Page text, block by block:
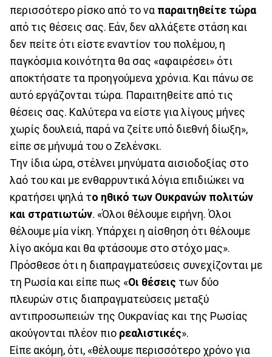
περισσότερο ρίσκο από το να παραιτηθείτε τώρα
από τις θέσεις σας. Εάν, δεν αλλάξετε στάση και
δεν πείτε ότι είστε εναντίον του πολέμου, η
παγκόσμια κοινότητα θα σας «αφαιρέσει» ότι
αποκτήσατε τα προηγούμενα χρόνια. Και πάνω σε
αυτό εργάζονται τώρα. Παραιτηθείτε από τις
θέσεις σας. Καλύτερα να είστε για λίγους μήνες
χωρίς δουλειά, παρά να ζείτε υπό διεθνή δίωξη»,
είπε σε μήνυμά του ο Ζελένσκι.
Την ίδια ώρα, στέλνει μηνύματα αισιοδοξίας στο
λαό του και με ενθαρρυντικά λόγια επιδιώκει να
κρατήσει ψηλά το ηθικό των Ουκρανών πολιτών
και στρατιωτών. «Όλοι θέλουμε ειρήνη. Όλοι
θέλουμε μία νίκη. Υπάρχει η αίσθηση ότι θέλουμε
λίγο ακόμα και θα φτάσουμε στο στόχο μας».
Πρόσθεσε ότι η διαπραγματεύσεις συνεχίζονται με
τη Ρωσία και είπε πως «Οι θέσεις των δύο
πλευρών στις διαπραγματεύσεις μεταξύ
αντιπροσωπειών της Ουκρανίας και της Ρωσίας
ακούγονται πλέον πιο ρεαλιστικές».
Είπε ακόμη, ότι, «θέλουμε περισσότερο χρόνο για